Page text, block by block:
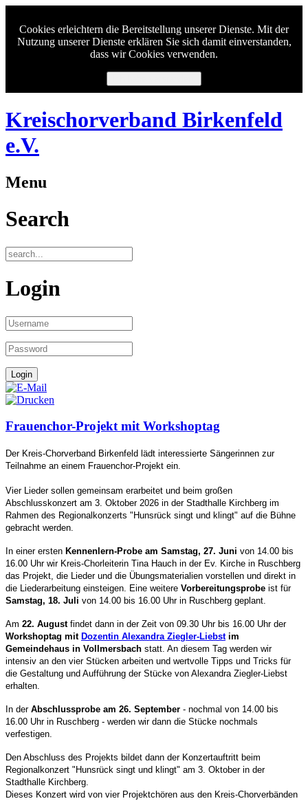
Cookies erleichtern die Bereitstellung unserer Dienste. Mit der
Nutzung unserer Dienste erklären Sie sich damit einverstanden,
dass wir Cookies verwenden.
Kreischorverband Birkenfeld
e.V.
Menu
Search
Login
Frauenchor-Projekt mit Workshoptag
Der Kreis-Chorverband Birkenfeld lädt interessierte Sängerinnen zur
Teilnahme an einem Frauenchor-Projekt ein.
Vier Lieder sollen gemeinsam erarbeitet und beim großen
Abschlusskonzert am 3. Oktober 2026 in der Stadthalle Kirchberg im
Rahmen des Regionalkonzerts "Hunsrück singt und klingt" auf die Bühne
gebracht werden.
In einer ersten Kennenlern-Probe am Samstag, 27. Juni von 14.00 bis
16.00 Uhr wir Kreis-Chorleiterin Tina Hauch in der Ev. Kirche in Ruschberg
das Projekt, die Lieder und die Übungsmaterialien vorstellen und direkt in
die Liederarbeitung einsteigen. Eine weitere Vorbereitungsprobe ist für
Samstag, 18. Juli von 14.00 bis 16.00 Uhr in Ruschberg geplant.
Am 22. Augustfindet dann in der Zeit von 09.30 Uhr bis 16.00 Uhr der
Workshoptag mit Dozentin Alexandra Ziegler-Liebstim
Gemeindehaus in Vollmersbach statt. An diesem Tag werden wir
intensiv an den vier Stücken arbeiten und wertvolle Tipps und Tricks für
die Gestaltung und Aufführung der Stücke von Alexandra Ziegler-Liebst
erhalten.
In der Abschlussprobe am 26. September - nochmal von 14.00 bis
16.00 Uhr in Ruschberg - werden wir dann die Stücke nochmals
verfestigen.
Den Abschluss des Projekts bildet dann der Konzertauftritt beim
Regionalkonzert "Hunsrück singt und klingt" am 3. Oktober in der
Stadthalle Kirchberg.
Dieses Konzert wird von vier Projektchören aus den Kreis-Chorverbänden